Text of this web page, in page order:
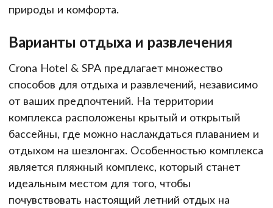
природы и комфорта.
Варианты отдыха и развлечения
Crona Hotel & SPA предлагает множество
способов для отдыха и развлечений, независимо
от ваших предпочтений. На территории
комплекса расположены крытый и открытый
бассейны, где можно наслаждаться плаванием и
отдыхом на шезлонгах. Особенностью комплекса
является пляжный комплекс, который станет
идеальным местом для того, чтобы
почувствовать настоящий летний отдых на